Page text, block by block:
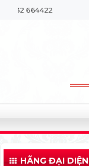
664422
HÃNG ĐẠI DIỆN